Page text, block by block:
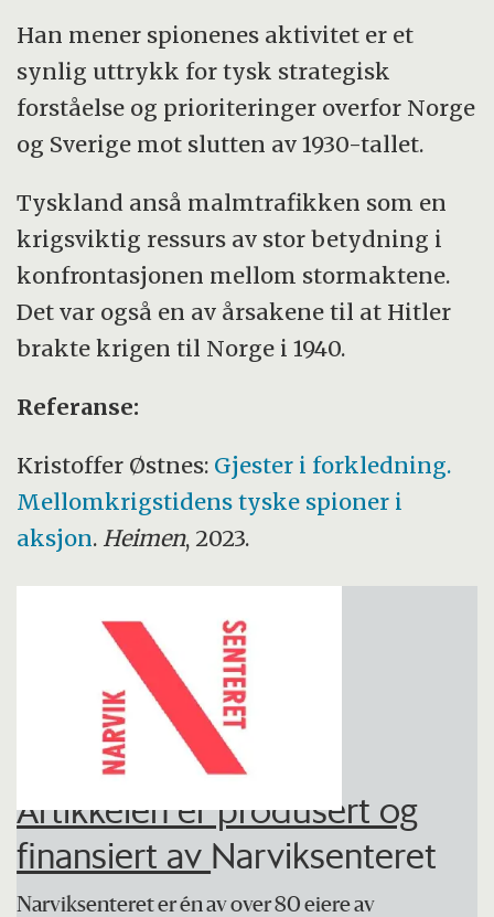
Han mener spionenes aktivitet er et
synlig uttrykk for tysk strategisk
forståelse og prioriteringer overfor Norge
og Sverige mot slutten av 1930-tallet.
Tyskland anså malmtrafikken som en
krigsviktig ressurs av stor betydning i
konfrontasjonen mellom stormaktene.
Det var også en av årsakene til at Hitler
brakte krigen til Norge i 1940.
Referanse:
Kristoffer Østnes: Gjester i forkledning.
Mellomkrigstidens tyske spioner i
aksjon. Heimen, 2023.
Artikkelen er produsert og
finansiert av Narviksenteret
Narviksenteret er én av over 80 eiere av